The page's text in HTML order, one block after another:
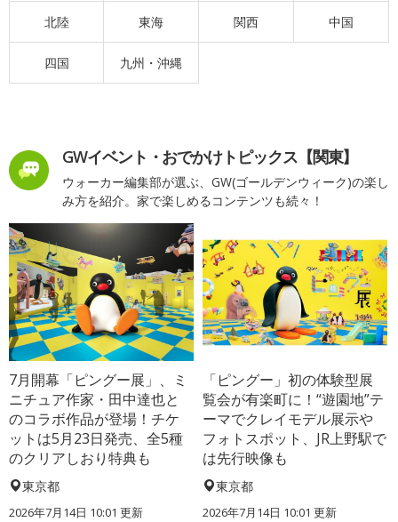
北陸 東海 関西 中国
四国 九州・沖縄
GWイベント・おでかけトピックス【関東】
ウォーカー編集部が選ぶ、GW(ゴールデンウィーク)の楽し
み方を紹介。家で楽しめるコンテンツも続々！
7月開幕「ピングー展」、ミ
ニチュア作家・田中達也と
のコラボ作品が登場！チケ
ットは5月23日発売、全5種
のクリアしおり特典も
東京都
2026年7月14日 10:01 更新
「ピングー」初の体験型展
覧会が有楽町に！“遊園地”テ
ーマでクレイモデル展示や
フォトスポット、JR上野駅で
は先行映像も
東京都
2026年7月14日 10:01 更新